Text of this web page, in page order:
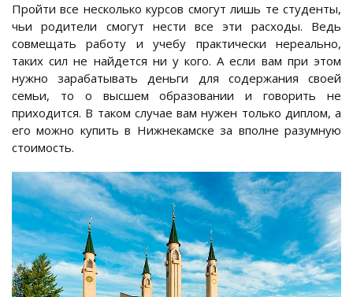
Пройти все несколько курсов смогут лишь те студенты,
чьи родители смогут нести все эти расходы. Ведь
совмещать работу и учебу практически нереально,
таких сил не найдется ни у кого. А если вам при этом
нужно зарабатывать деньги для содержания своей
семьи, то о высшем образовании и говорить не
приходится. В таком случае вам нужен только диплом, а
его можно купить в Нижнекамске за вполне разумную
стоимость.